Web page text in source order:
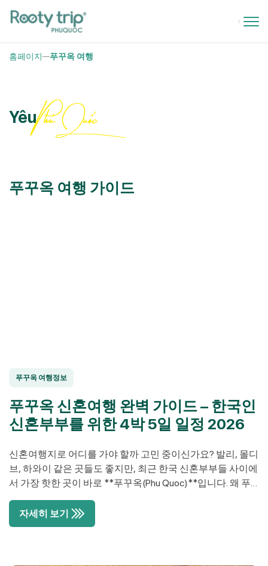
홈페이지 푸꾸옥 여행
YêuPhú Quốc
푸꾸옥 여행 가이드
푸꾸옥 여행정보
푸꾸옥 신혼여행 완벽 가이드 – 한국인
신혼부부를 위한 4박 5일 일정 2026
신혼여행지로 어디를 가야 할까 고민 중이신가요? 발리, 몰디
브, 하와이 같은 곳들도 좋지만, 최근 한국 신혼부부들 사이에
서 가장 핫한 곳이 바로 **푸꾸옥(Phu Quoc)**입니다. 왜 푸
꾸옥이 한국 신혼부부에게 완벽한 선택일까요? 인천에서 직
항 5시간, 30일 무비자, 합리적인 가격에 즐기는 5성급 럭셔
리, 그리고 한국에서는 절대 볼 수 없는 에메랄드빛 바다와 환
자세히 보기